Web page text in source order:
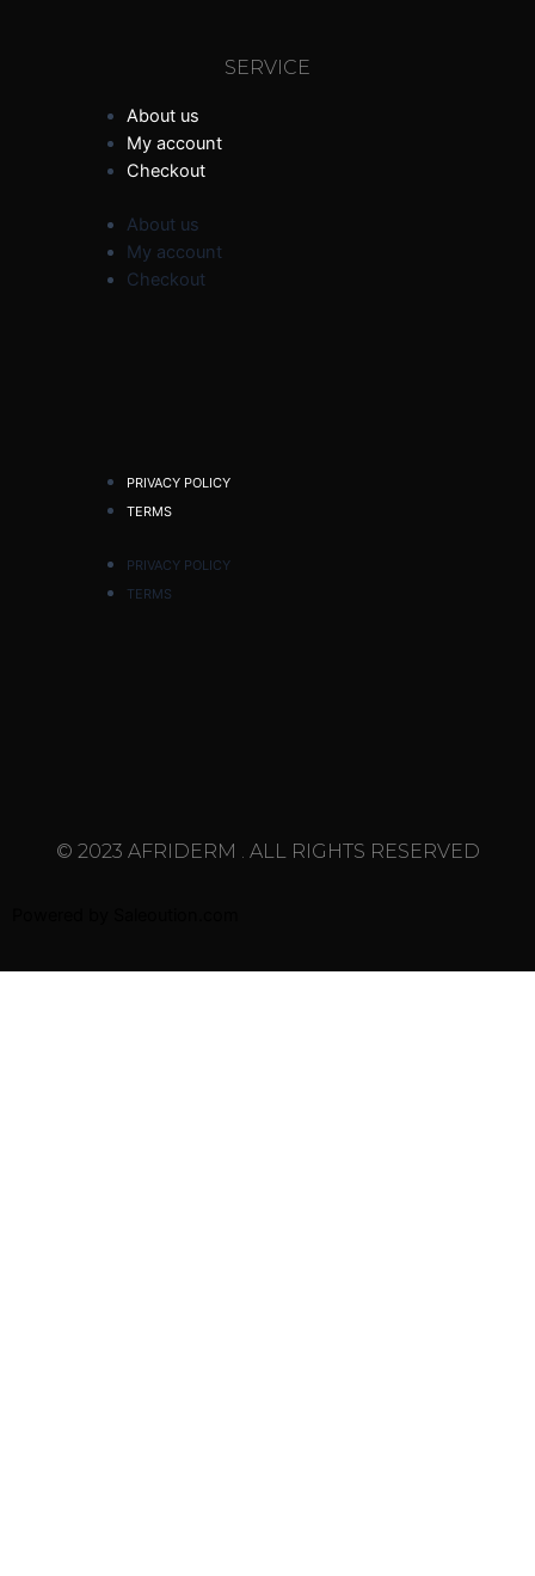
SERVICE
About us
My account
Checkout
About us
My account
Checkout
PRIVACY POLICY
TERMS
PRIVACY POLICY
TERMS
© 2023 AFRIDERM . ALL RIGHTS RESERVED